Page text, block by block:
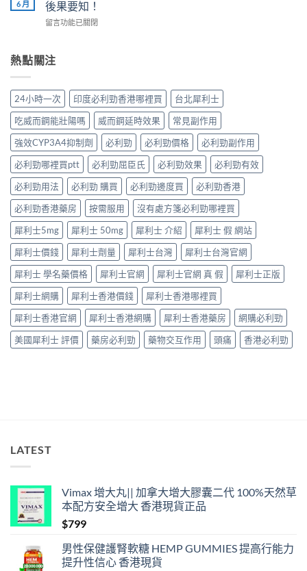
男
性
的
正
用
法〉
中
評
＋
用
效
全
指
南，
香
港
男
性
必
讀〉
中
利
士
長
較：
適
合
「長
期
管
理」？〉
中
痿：
晨
自
獨
同
老
婆
唔
硬
——
呢
類
ED
唔
係
「壞
咗」，
係
心
因
型〉
中
6 月
後果要知！
在
士、
必
勁
「治
標」
定
「治
本」？
長
食
有
咩
後
果
要
知！〉
中
留言功能已關閉
熱點關注
24小時一次 印度必利勁香港哪裡買
台北犀利士
吃威而鋼能壯陽嗎
威而鋼延時效果
常見副作用
強效CYP3A4抑制劑
必利勁 必利勁價格
必利勁副作用
必利勁哪裡買ptt
必利勁屈臣氏 必利勁效果
必利勁有效
必利勁用法
必利勁 購買 必利勁邊度買
必利勁香港
必利勁香港藥房
按需服用
沒有處方箋必利勁哪裡買
犀利士5mg
犀利士 50mg 犀利士 介紹
犀利士 假 網站
犀利士價錢
犀利士劑量 犀利士台灣
犀利士台灣官網
犀利士 學名藥價格
犀利士官網 犀利士官網 真 假
犀利士正版
犀利士網購
犀利士香港價錢
犀利士香港哪裡買
犀利士香港官網
犀利士香港網購 犀利士香港藥房
網購必利勁
美國犀利士 評價
藥房必利勁 藥物交互作用 頭痛 香港必利勁
LATEST
Vimax 增大丸|| 加拿大增大膠囊二代 100%天然草
本配方安全增大 香港現貨正品
$799
男性保健護腎軟糖 HEMP GUMMIES 提高行能力
提升性信心 香港現貨